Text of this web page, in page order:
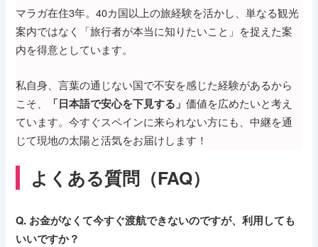
マラガ在住3年。40カ国以上の旅経験を活かし、単なる観光
案内ではなく「旅行者が本当に知りたいこと」を捉えた案
内を得意としています。
私自身、言葉の通じない国で不安を感じた経験があるから
こそ、
「日本語で安心を下見する」価値を広めたいと考え
ています。今すぐスペインに来られない方にも、中継を通
じて現地の太陽と活気をお届けします！
よくある質問（FAQ）
Q. お金がなくて今すぐ渡航できないのですが、利用しても
いいですか？